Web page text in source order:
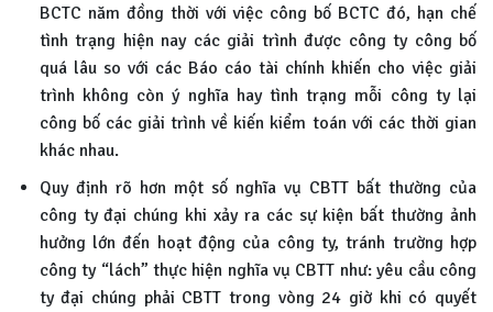
BCTC năm đồng thời với việc công bố BCTC đó, hạn chế
tình trạng hiện nay các giải trình được công ty công bố
quá lâu so với các Báo cáo tài chính khiến cho việc giải
trình không còn ý nghĩa hay tình trạng mỗi công ty lại
công bố các giải trình về kiến kiểm toán với các thời gian
khác nhau.
Quy định rõ hơn một số nghĩa vụ CBTT bất thường của
công ty đại chúng khi xảy ra các sự kiện bất thường ảnh
hưởng lớn đến hoạt động của công ty, tránh trường hợp
công ty “lách” thực hiện nghĩa vụ CBTT như: yêu cầu công
ty đại chúng phải CBTT trong vòng 24 giờ khi có quyết